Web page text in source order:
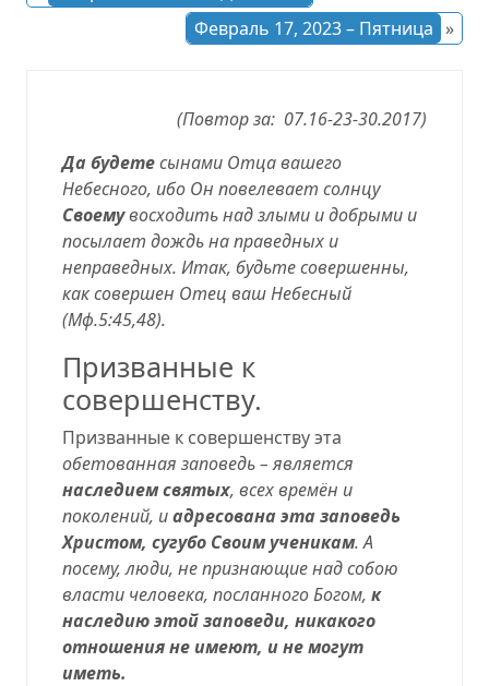
Февраль 17, 2023 – Пятница »
(Повтор за: 07.16-23-30.2017)
Да будетесынами Отца вашего
Небесного, ибо Он повелевает солнцу
Своемувосходить над злыми и добрыми и
посылает дождь на праведных и
неправедных. Итак, будьте совершенны,
как совершен Отец ваш Небесный
(Мф.5:45,48).
Призванные к
совершенству.
Призванные к совершенству эта
обетованная заповедь– является
наследием святых, всех времён и
поколений, иадресована эта заповедь
Христом, сугубо Своим ученикам. А
посему, люди, не признающие над собою
власти человека, посланного Богом, к
наследию этой заповеди, никакого
отношения не имеют, и не могут
иметь.